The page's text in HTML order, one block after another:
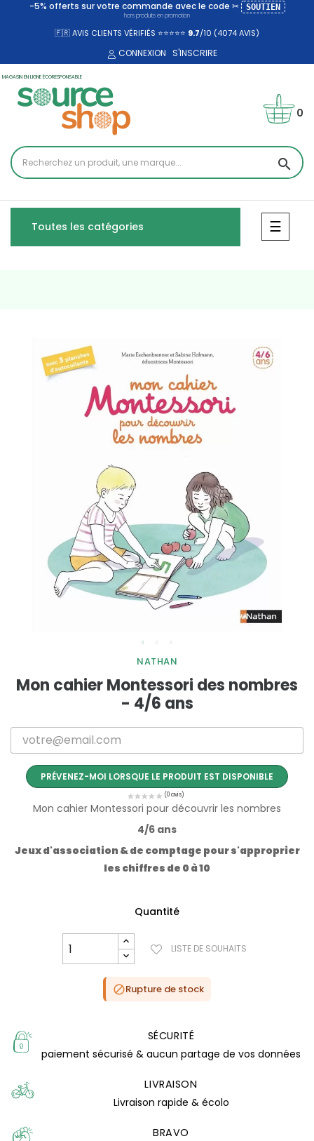
-5% offerts sur votre commande avec le code ✂ SOUTIEN
hors produits en promotion
🇫🇷 AVIS CLIENTS VÉRIFIÉS ⭐⭐⭐⭐⭐ 9.7/10 (4074AVIS)
CONNEXION S'INSCRIRE
MAGASIN EN LIGNE ÉCORESPONSABLE
search
0
Toutes les catégories ☰
NATHAN
Mon cahier Montessori des nombres
- 4/6 ans
PRÉVENEZ-MOI LORSQUE LE PRODUIT EST DISPONIBLE
Mon cahier Montessori pour découvrir les nombres
4/6 ans
Jeux d'association & de comptage pour s'approprier
les chiffres de 0 à 10
Quantité
LISTE DE SOUHAITS
Rupture de stock
SÉCURITÉ
paiement sécurisé & aucun partage de vos données
LIVRAISON
Livraison rapide & écolo
BRAVO